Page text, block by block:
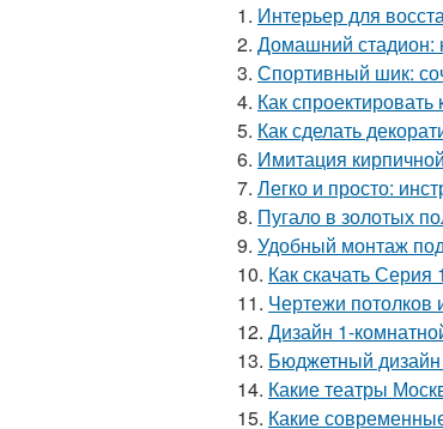
1. Интерьер для
2. Домашний стадион:
3. Спортивный шик:
4. Как
5. Как сделать
6. Имитация
7. Легко и просто:
8. Пугало в золотых
9. Удобный монтаж
10. Как скачать
11. Чертежи потолков
12. Дизайн 1-
13. Бюджетный
14. Какие театры
15. Какие